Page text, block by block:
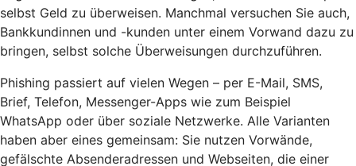
selbst Geld zu überweisen. Manchmal versuchen Sie auch,
Bankkundinnen und -kunden unter einem Vorwand dazu zu
bringen, selbst solche Überweisungen durchzuführen.
Phishing passiert auf vielen Wegen – per E-Mail, SMS,
Brief, Telefon, Messenger-Apps wie zum Beispiel
WhatsApp oder über soziale Netzwerke. Alle Varianten
haben aber eines gemeinsam: Sie nutzen Vorwände,
gefälschte Absenderadressen und Webseiten, die einer